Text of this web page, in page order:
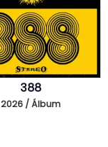
388
2026 / Álbum